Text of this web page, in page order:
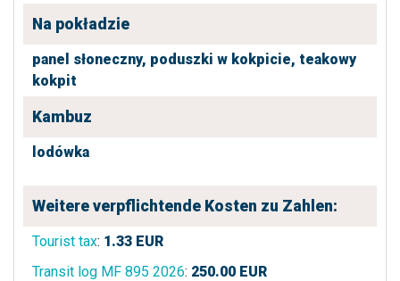
Na pokładzie
panel słoneczny, poduszki w kokpicie, teakowy
kokpit
Kambuz
lodówka
Weitere verpflichtende Kosten zu Zahlen:
Tourist tax: 1.33 EUR
Transit log MF 895 2026: 250.00 EUR